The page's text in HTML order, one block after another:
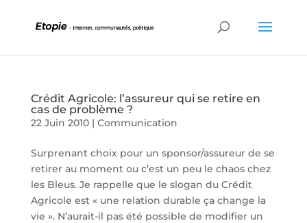
Crédit Agricole: l’assureur qui se retire en
cas de problème ?
22 Juin 2010| Communication
Surprenant choix pour un sponsor/assureur de se
retirer au moment ou c’est un peu le chaos chez
les Bleus. Je rappelle que le slogan du Crédit
Agricole est « une relation durable ça change la
vie ». N’aurait-il pas été possible de modifier un